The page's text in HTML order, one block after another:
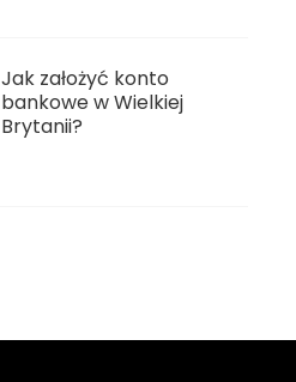
Jak założyć konto
bankowe w Wielkiej
Brytanii?